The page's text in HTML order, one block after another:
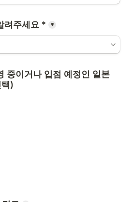
려주세요 * *
중이거나 입점 예정인 일본
)